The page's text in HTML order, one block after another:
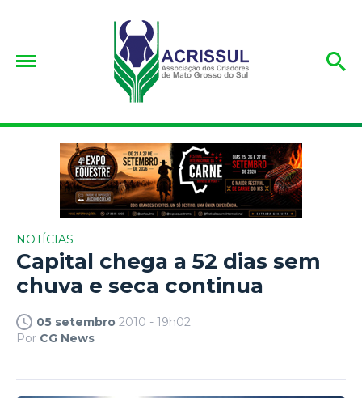
NOTÍCIAS
Capital chega a 52 dias sem
chuva e seca continua
05 setembro 2010 - 19h02
Por CG News